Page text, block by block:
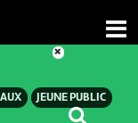
JEUNE PUBLIC